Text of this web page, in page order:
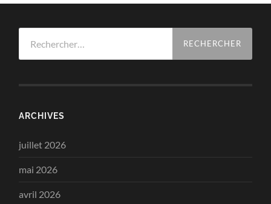
ARCHIVES
juillet 2026
mai 2026
avril 2026